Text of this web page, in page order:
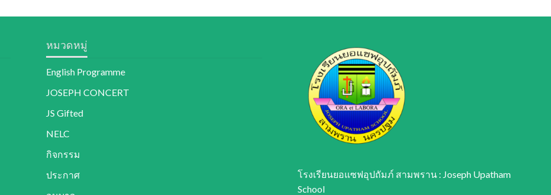
หมวดหมู่
English Programme
JOSEPH CONCERT
JS Gifted
NELC
กิจกรรม
ประกาศ
โรงเรียนยอแซฟอุปถัมภ์ สามพราน : Joseph Upatham
School